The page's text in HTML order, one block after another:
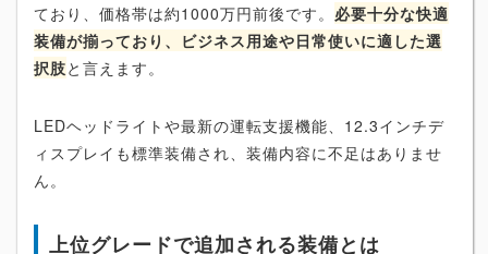
ており、価格帯は約1000万円前後です。 必要十分な快適
装備が揃っており、ビジネス用途や日常使いに適した選
択肢と言えます。
LEDヘッドライトや最新の運転支援機能、12.3インチデ
ィスプレイも標準装備され、装備内容に不足はありませ
ん。
上位グレードで追加される装備とは